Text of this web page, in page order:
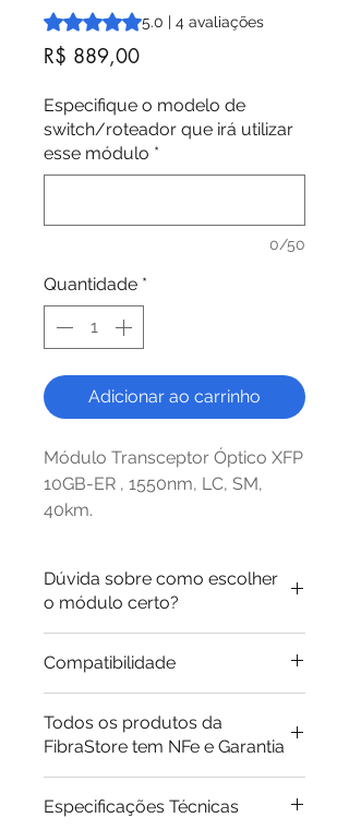
A classificação é 5.0 de 5 estrelas
5.0 | 4 avaliações
R$ 889,00Preço
Especifique o modelo de
switch/roteador que irá utilizar
esse módulo *
0/50
Quantidade *
Adicionar ao carrinho
Módulo Transceptor Óptico XFP
10GB-ER , 1550nm, LC, SM,
40km.
Dúvida sobre como escolher
o módulo certo?
modelo que precisa?
Entendemos que as vezes pode
ser complicado escolher o
módulo certo para o seu caso.
Por esse motivo criamos um
guia de compra para os
Compatibilidade
ópticos compatíveis com as
principais marcas do mercado.
Veja abaixo alguns dos P/Ns
que são compatíveis com este
Todos os produtos da
FibraStore tem NFe e Garantia
Especificações Técnicas